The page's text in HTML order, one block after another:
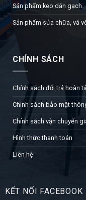
Sản phẩm keo dán gạch
Sản phẩm sửa chữa, vá
CHÍNH SÁCH
Chính sách đổi trả hoàn
Chính sách bảo mật
Chính sách vận chuyển
Hình thức thanh toán
Liên hệ
KẾT NỐI FACEBOOK